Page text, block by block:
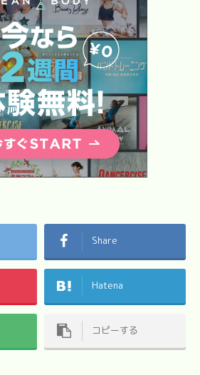
Share
Hatena
コピーする